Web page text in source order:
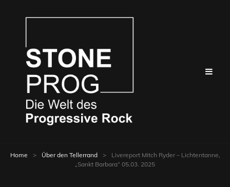
Home > Über den Tellerrand >
Livereport Mitch Ryder – Lichtentanne,
„Sankt Barbara“ 05.03. 2025